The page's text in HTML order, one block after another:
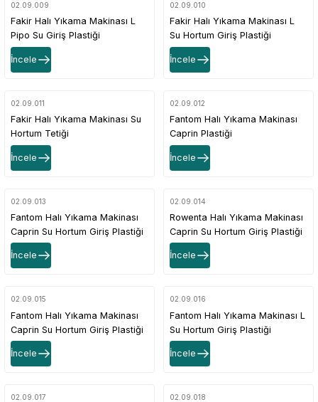
02.09.009
Fakir Halı Yıkama Makinası L
Pipo Su Giriş Plastiği
İncele
02.09.010
Fakir Halı Yıkama Makinası L
Su Hortum Giriş Plastiği
İncele
02.09.011
Fakir Halı Yıkama Makinası Su
Hortum Tetiği
İncele
02.09.012
Fantom Halı Yıkama Makinası
Caprin Plastiği
İncele
02.09.013
Fantom Halı Yıkama Makinası
Caprin Su Hortum Giriş Plastiği
İncele
02.09.014
Rowenta Halı Yıkama Makinası
Caprin Su Hortum Giriş Plastiği
İncele
02.09.015
Fantom Halı Yıkama Makinası
Caprin Su Hortum Giriş Plastiği
İncele
02.09.016
Fantom Halı Yıkama Makinası L
Su Hortum Giriş Plastiği
İncele
02.09.017 02.09.018